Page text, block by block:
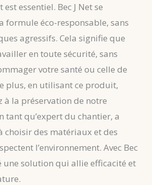
est essentiel. Bec J Net se
formule éco-responsable, sans
agressifs. Cela signifie que
en toute sécurité, sans
votre santé ou celle de
plus, en utilisant ce produit,
à la préservation de notre
tant qu’expert du chantier, a
choisir des matériaux et des
l’environnement. Avec Bec
une solution qui allie efficacité et